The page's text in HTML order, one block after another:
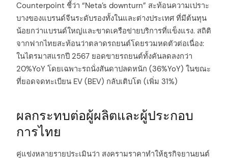
Counterpoint ชี้ว่า “Neta’s downturn” สะท้อนความเปราะ
บางของแบรนด์จีนระดับรองทั้งในและต่างประเทศ ที่มีต้นทุน
น้อยกว่าแบรนด์ใหญ่และขาดเครือข่ายบริการที่แข็งแรง. สถิติ
จากฟากไทยสะท้อนว่าตลาดรถยนต์โดยรวมหดตัวต่อเนื่อง:
ในไตรมาสแรกปี 2567 ยอดขายรถยนต์ทั้งคันลดลงกว่า
20%YoY โดยเฉพาะรถนั่งสันดาปลดหนัก (36%YoY) ในขณะ
ที่ยอดจดทะเบียน EV (BEV) กลับเติบโต (เพิ่ม 31%)
ผลกระทบต่อผู้ผลิตและผู้ประกอบ
การไทย
คู่แข่งหลายรายประเมินว่า สงครามราคาทำให้ธุรกิจยานยนต์